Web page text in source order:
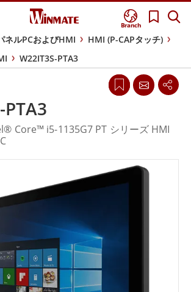
Branch
ネルPCおよびHMI
HMI (P-CAPタッチ)
W22IT3S-PTA3
Core™ i5-1135G7 PT シリーズ HMI